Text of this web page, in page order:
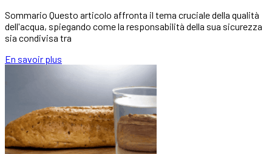
Sommario Questo articolo affronta il tema cruciale della qualità
dell'acqua, spiegando come la responsabilità della sua sicurezza
sia condivisa tra
En savoir plus